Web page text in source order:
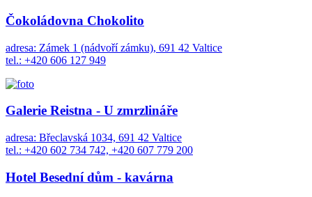
Čokoládovna Chokolito
adresa: Zámek 1 (nádvoří zámku), 691 42 Valtice
tel.: +420 606 127 949
Galerie Reistna - U zmrzlináře
adresa: Břeclavská 1034, 691 42 Valtice
tel.: +420 602 734 742, +420 607 779 200
Hotel Besední dům - kavárna